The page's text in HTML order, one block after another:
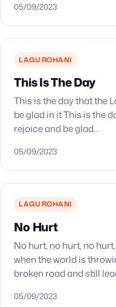
dan disorga. Alkitab…
05/09/2023
LAGU ROHANI
This Is The Day
This is the day that the
be glad in it This is the
rejoice and be glad…
05/09/2023
LAGU ROHANI
No Hurt
No hurt, no hurt, no
when the world is
broken road and still
05/09/2023